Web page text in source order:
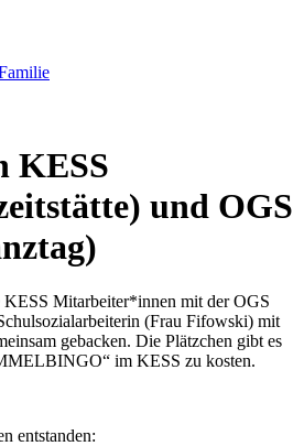
KESS
und OGS
KESS Mitarbeiter*innen mit der OGS
(Frau Fifowski) mit
gebacken. Die Plätzchen gibt es
im KESS zu kosten.
entstanden: